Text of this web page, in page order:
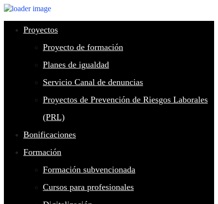
Proyectos
Proyecto de formación
Planes de igualdad
Servicio Canal de denuncias
Proyectos de Prevención de Riesgos Laborales
(PRL)
Bonificaciones
Formación
Formación subvencionada
Cursos para profesionales